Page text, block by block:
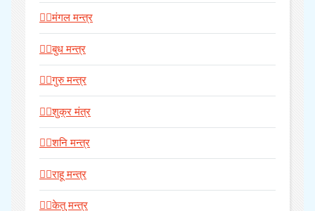
🧘‍♂️मंगल मन्त्र
🧘‍♂️बुध मन्त्र
🧘‍♂️गुरु मन्त्र
🧘‍♂️शुक्र मंत्र
🧘‍♂️शनि मन्त्र
🧘‍♂️राहू मन्त्र
🧘‍♂️केतु मन्त्र